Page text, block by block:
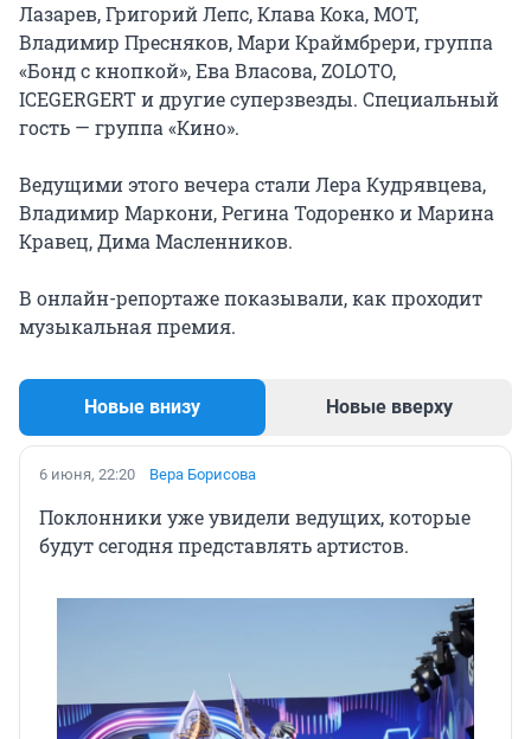
Лазарев, Григорий Лепс, Клава Кока, МОТ,
Владимир Пресняков, Мари Краймбрери, группа
«Бонд с кнопкой», Ева Власова, ZOLOTO,
ICEGERGERT и другие суперзвезды. Специальный
гость — группа «Кино».
Ведущими этого вечера стали Лера Кудрявцева,
Владимир Маркони, Регина Тодоренко и Марина
Кравец, Дима Масленников.
В онлайн-репортаже показывали, как проходит
музыкальная премия.
Новые внизу Новые вверху
6 июня, 22:20 Вера Борисова
Поклонники уже увидели ведущих, которые
будут сегодня представлять артистов.